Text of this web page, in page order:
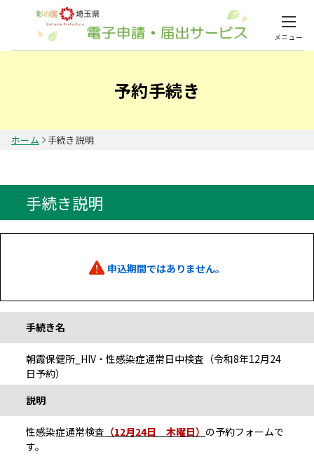
メニュー
予約手続き
ホーム 手続き説明
手続き説明
申込期間ではありません。
手続き名
朝霞保健所_HIV・性感染症通常日中検査（令和8年12月24
日予約）
説明
性感染症通常検査 （12月24日 木曜日） の予約フォームで
す。